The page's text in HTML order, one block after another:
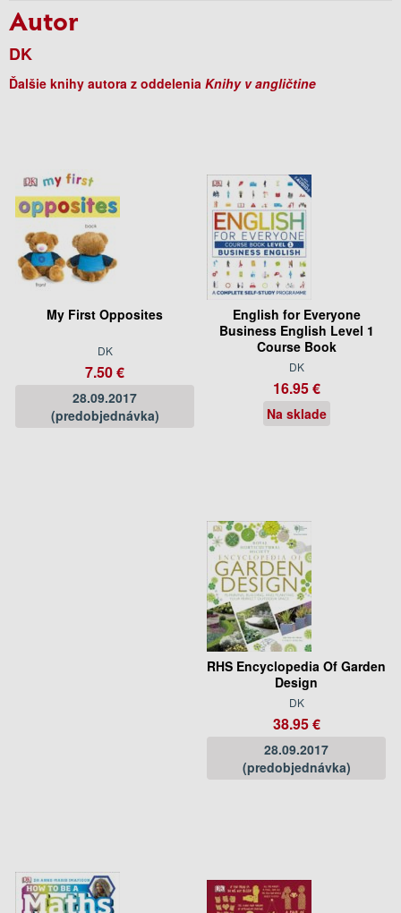
Autor
DK
Ďalšie knihy autora z oddelenia Knihy v angličtine
My First Opposites
DK
7.50 €
28.09.2017
(predobjednávka)
English for Everyone
Business English Level 1
Course Book
DK
16.95 €
Na sklade
RHS Encyclopedia Of Garden
Design
DK
38.95 €
28.09.2017
(predobjednávka)